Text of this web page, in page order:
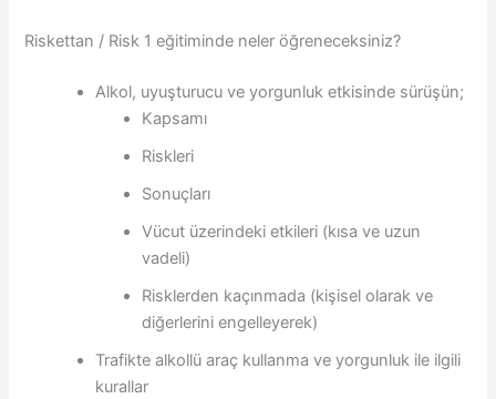
Riskettan / Risk 1 eğitiminde neler öğreneceksiniz?
Alkol, uyuşturucu ve yorgunluk etkisinde sürüşün;
Kapsamı
Riskleri
Sonuçları
Vücut üzerindeki etkileri (kısa ve uzun
vadeli)
Risklerden kaçınmada (kişisel olarak ve
diğerlerini engelleyerek)
Trafikte alkollü araç kullanma ve yorgunluk ile ilgili
kurallar